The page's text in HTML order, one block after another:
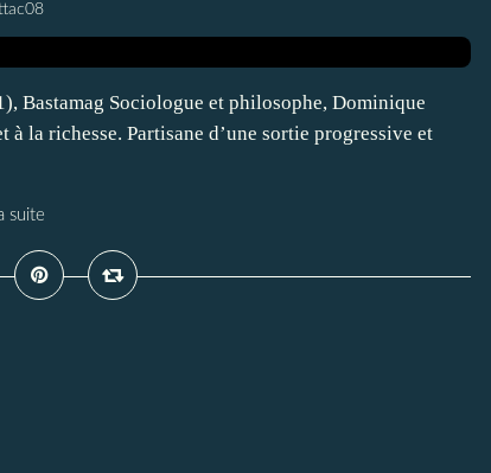
Bastamag Sociologue et philosophe, Dominique
la richesse. Partisane d’une sortie progressive et
suite